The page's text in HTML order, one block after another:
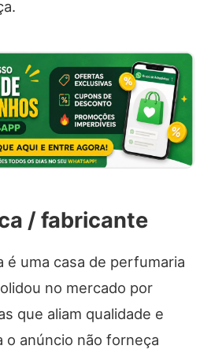
/ fabricante
é uma casa de perfumaria
no mercado por
que aliam qualidade e
o anúncio não forneça